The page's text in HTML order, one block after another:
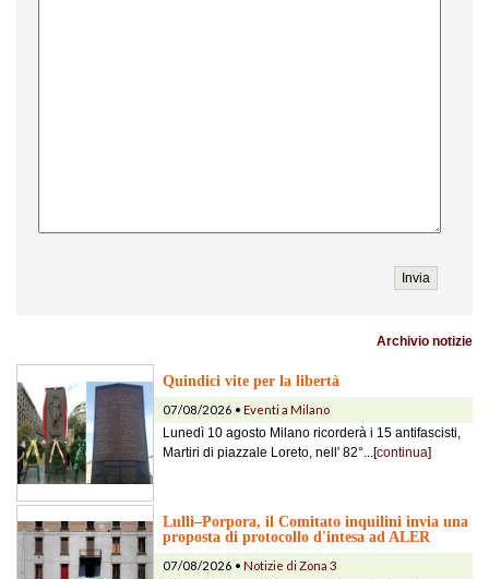
Archivio notizie
Quindici vite per la libertà
07/08/2026 • Eventi a Milano
Lunedì 10 agosto Milano ricorderà i 15 antifascisti,
Martiri di piazzale Loreto, nell' 82°...[continua]
Lulli–Porpora, il Comitato inquilini invia una
proposta di protocollo d'intesa ad ALER
07/08/2026 • Notizie di Zona 3